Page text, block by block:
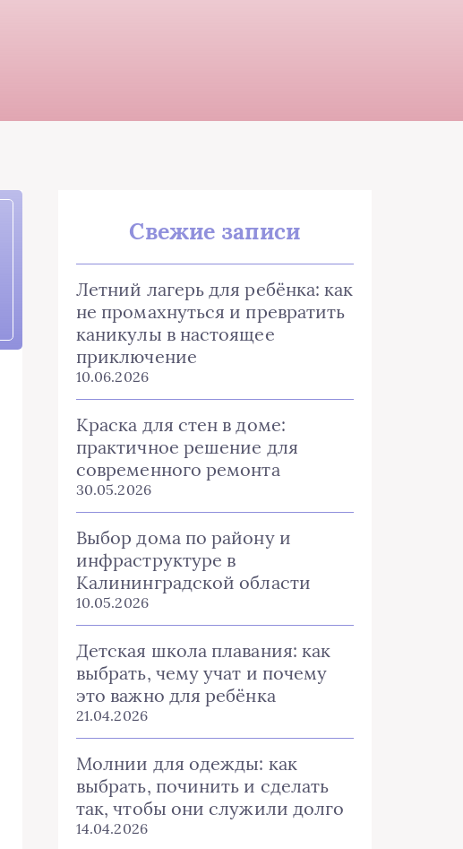
Свежие записи
Летний лагерь для ребёнка: как
не промахнуться и превратить
каникулы в настоящее
приключение
10.06.2026
Краска для стен в доме:
практичное решение для
современного ремонта
30.05.2026
Выбор дома по району и
инфраструктуре в
Калининградской области
10.05.2026
Детская школа плавания: как
выбрать, чему учат и почему
это важно для ребёнка
21.04.2026
Молнии для одежды: как
выбрать, починить и сделать
так, чтобы они служили долго
14.04.2026